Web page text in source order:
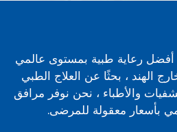
أفضل رعاية طبية بمستوى عالمي
الهند ، بحثًا عن العلاج الطبي
والأطباء ، نحن نوفر مرافق
بأسعار معقولة للمرضى.